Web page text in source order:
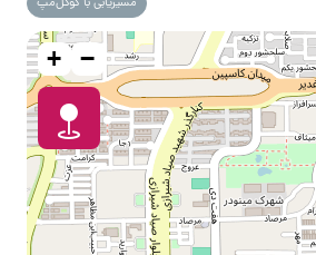
مسیریابی با گوگل‌مپ
+ −